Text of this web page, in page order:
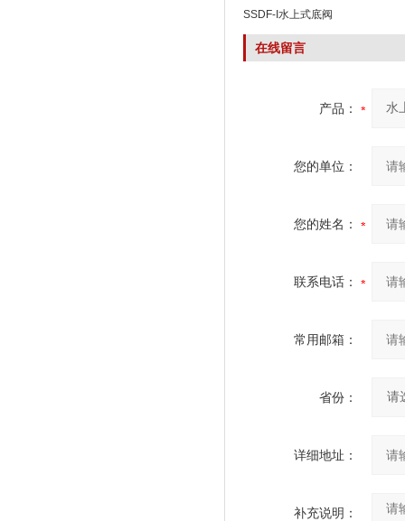
SSDF-I水上式底阀
在线留言
产品：
您的单位：
您的姓名：
联系电话：
常用邮箱：
省份：
详细地址：
补充说明：